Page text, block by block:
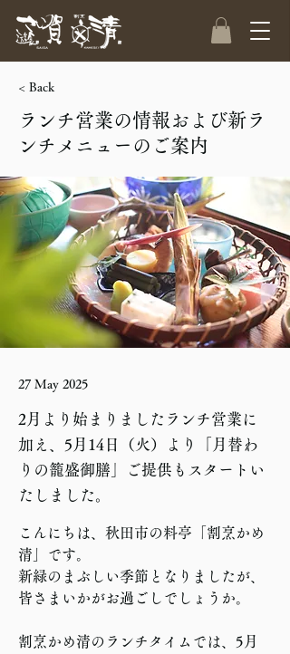
< Back
ランチ営業の情報および新ラ
ンチメニューのご案内
27 May 2025
2月より始まりましたランチ営業に
加え、5月14日（火）より「月替わ
りの籠盛御膳」ご提供もスタートい
たしました。
こんにちは、秋田市の料亭「割烹かめ
清」です。
新緑のまぶしい季節となりましたが、
皆さまいかがお過ごしでしょうか。
割烹かめ清のランチタイムでは、5月